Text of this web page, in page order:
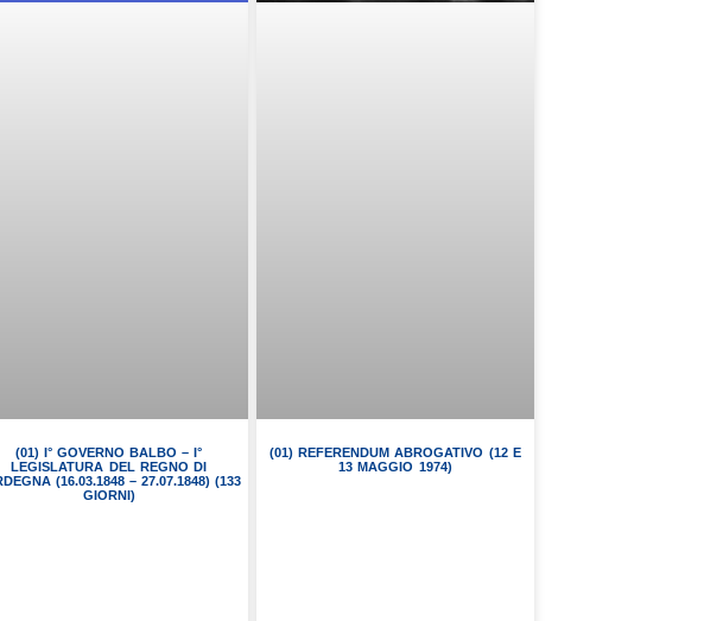
(01) I° GOVERNO BALBO – I°
LEGISLATURA DEL REGNO DI
(16.03.1848 – 27.07.1848) (133
GIORNI)
(01) REFERENDUM ABROGATIVO (12 E
13 MAGGIO 1974)